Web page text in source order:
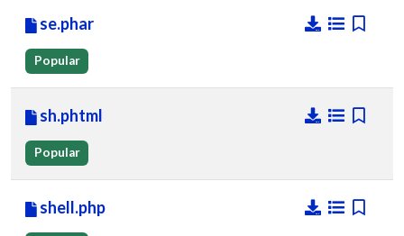
se.phar
Popular
sh.phtml
Popular
shell.php